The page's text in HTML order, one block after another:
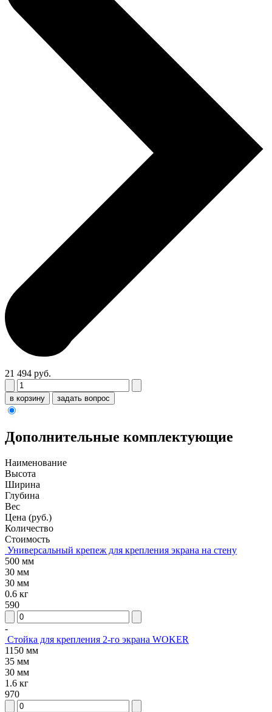
21 494 руб.
в корзину задать вопрос
Дополнительные комплектующие
Наименование
Высота
Ширина
Глубина
Вес
Цена (руб.)
Количество
Стоимость
Универсальный крепеж для крепления экрана на стену
500 мм
30 мм
30 мм
0.6 кг
590
-
Стойка для крепления 2-го экрана WOKER
1150 мм
35 мм
30 мм
1.6 кг
970